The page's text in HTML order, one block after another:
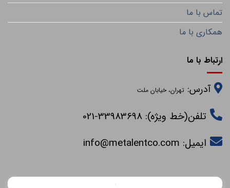
تماس با ما
همکاری با ما
ارتباط با ما
آدرس:تهران، خیابان ملت
تلفن(خط ویژه): 33983698-021
ایمیل:info@metalentco.com